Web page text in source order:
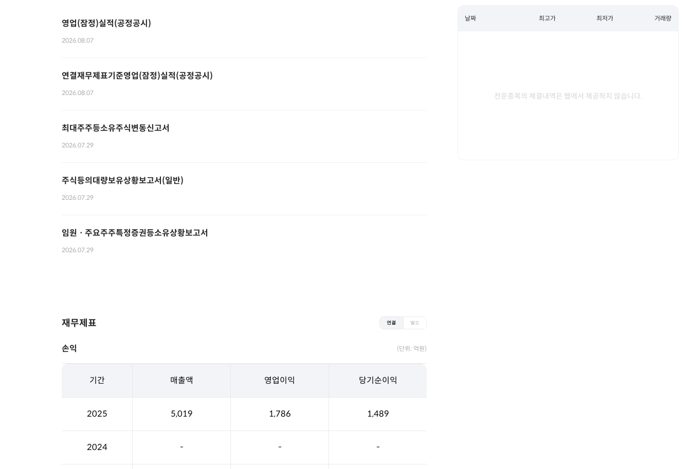
영업(잠정)실적(공정공시)
2026.08.07
연결재무제표기준영업(잠정)실적(공정공시)
2026.08.07
최대주주등소유주식변동신고서
2026.07.29
주식등의대량보유상황보고서(일반)
2026.07.29
임원ㆍ주요주주특정증권등소유상황보고서
2026.07.29
재무제표 연결 별도
손익 (단위: 억원)
기간 매출액 영업이익 당기순이익
2025 5,019 1,786 1,489
2024 - - -
날짜 최고가 최저가 거래량
전문종목의 체결내역은 웹에서 제공하지 않습니다.